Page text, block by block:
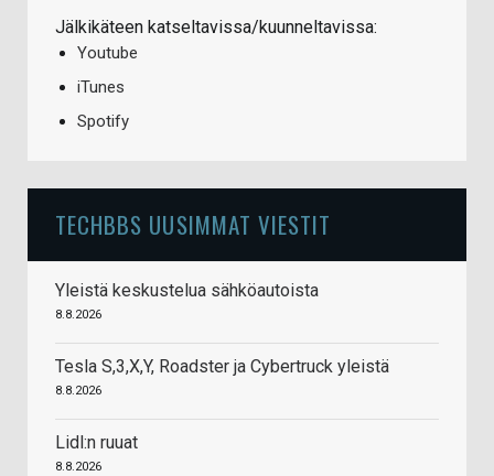
Jälkikäteen katseltavissa/kuunneltavissa:
Youtube
iTunes
Spotify
TECHBBS UUSIMMAT VIESTIT
Yleistä keskustelua sähköautoista
8.8.2026
Tesla S,3,X,Y, Roadster ja Cybertruck yleistä
8.8.2026
Lidl:n ruuat
8.8.2026